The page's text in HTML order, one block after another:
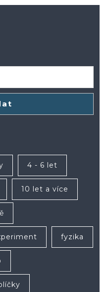
4 - 6 let
10 let a více
fyzika